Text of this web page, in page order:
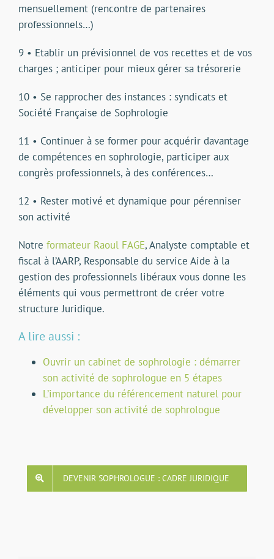
mensuellement (rencontre de partenaires
professionnels…)
9 • Etablir un prévisionnel de vos recettes et de vos
charges ; anticiper pour mieux gérer sa trésorerie
10 • Se rapprocher des instances : syndicats et
Société Française de Sophrologie
11 • Continuer à se former pour acquérir davantage
de compétences en sophrologie, participer aux
congrès professionnels, à des conférences…
12 • Rester motivé et dynamique pour pérenniser
son activité
Notre formateur Raoul FAGE,Analyste comptable et
fiscal à l’AARP, Responsable du service Aide à la
gestion des professionnels libéraux vous donne les
éléments qui vous permettront de créer votre
structure Juridique.
A lire aussi :
Ouvrir un cabinet de sophrologie : démarrer
son activité de sophrologue en 5 étapes
L’importance du référencement naturel pour
développer son activité de sophrologue
DEVENIR SOPHROLOGUE : CADRE JURIDIQUE